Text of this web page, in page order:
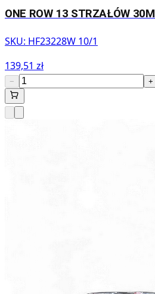
ONE ROW 13 STRZAŁÓW
SKU: HF23228W 10/1
139,51 zł
− +